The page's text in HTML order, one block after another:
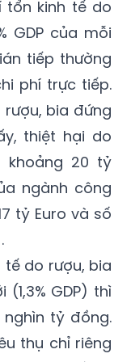
nguyên nhân
tăng thêm.
tổn kinh tế do
GDP của mỗi
tiếp thường
phí trực tiếp.
bia đứng
thiệt hại do
khoảng 20 tỷ
ngành công
tỷ Euro và số
tế do rượu, bia
GDP) thì